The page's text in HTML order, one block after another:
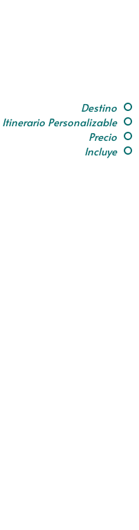
Destino
Itinerario Personalizable
Precio
Incluye